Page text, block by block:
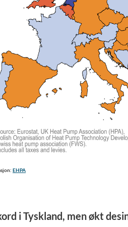
EHPA
i Tyskland, men økt